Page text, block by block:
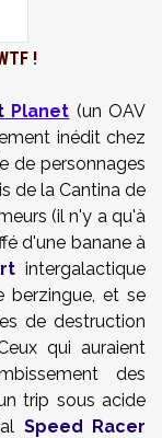
!
Planet (un OAV
inédit chez
de personnages
de la Cantina de
(il n'y a qu'à
d'une banane à
intergalactique
berzingue, et se
de destruction
qui auraient
des
trip sous acide
Speed Racer